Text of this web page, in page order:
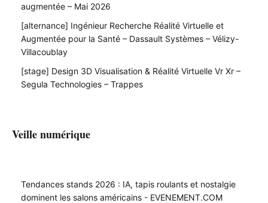
augmentée – Mai 2026
[alternance] Ingénieur Recherche Réalité Virtuelle et
Augmentée pour la Santé – Dassault Systèmes – Vélizy-
Villacoublay
[stage] Design 3D Visualisation & Réalité Virtuelle Vr Xr –
Segula Technologies – Trappes
Veille numérique
Tendances stands 2026 : IA, tapis roulants et nostalgie
dominent les salons américains - EVENEMENT.COM